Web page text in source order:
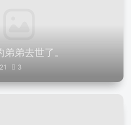
弟去世了。
3